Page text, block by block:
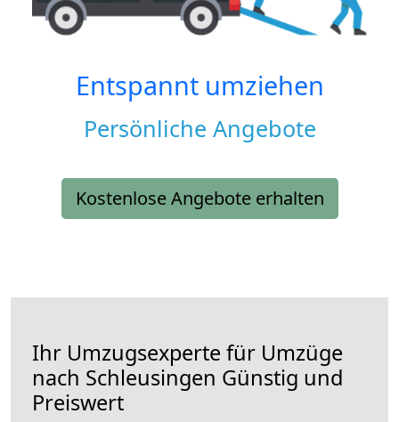
Entspannt umziehen
Persönliche Angebote
Kostenlose Angebote erhalten
Ihr Umzugsexperte für Umzüge
nach Schleusingen Günstig und
Preiswert